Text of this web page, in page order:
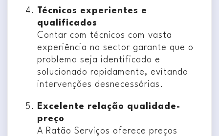
Técnicos experientes e
qualificados
Contar com técnicos com vasta
experiência no sector garante que o
problema seja identificado e
solucionado rapidamente, evitando
intervenções desnecessárias.
Excelente relação qualidade-
preço
A Ratão Serviços oferece preços